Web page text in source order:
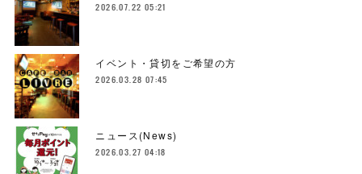
2026.07.22 05:21
イベント・貸切をご希望の方
2026.03.28 07:45
ニュース(News)
2026.03.27 04:18